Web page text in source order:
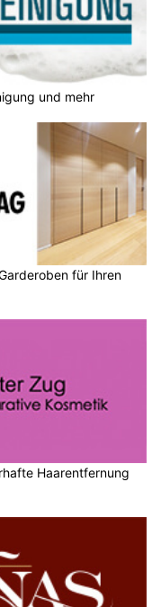
und mehr
für Ihren
Haarentfernung